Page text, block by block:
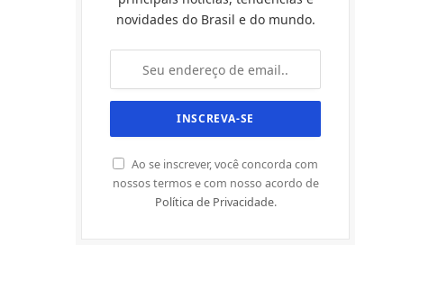
novidades do Brasil e do mundo.
Ao se inscrever, você concorda com
nossos termos e com nosso acordo de
Política de Privacidade.